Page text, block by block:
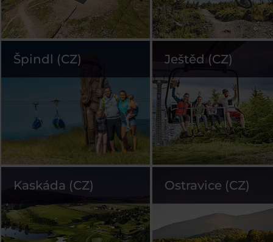
Špindl (CZ) Ještěd (CZ)
Kaskáda (CZ) Ostravice (CZ)